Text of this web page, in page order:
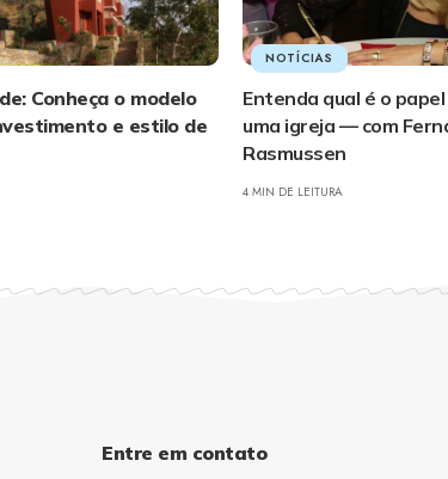
Conheça o modelo
e estilo de
NOTÍCIAS
Entenda qual é o
uma igreja — com
Rasmussen
4 MIN DE LEITURA
Entre em contato